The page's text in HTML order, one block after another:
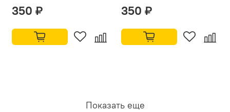
350 ₽ 350 ₽
Показать еще